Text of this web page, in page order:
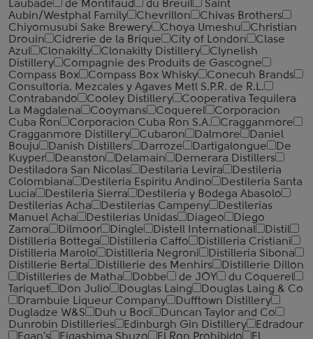
Laubade
de Montifaud du Breuil
Saint
Aubin/Westphal Family
Chevrillon
Chivas Brothers
Chiyomusubi Sake Brewery
Choya Umeshu
Christian
Drouin
Cidrerie de la Brique City of London
Clase
Azul
Clonakilty Clonakilty Distillery
Clynelish
Distillery
Compagnie des Produits de Gascogne
Compass Box
Compass Box Whisky
Conecuh Brands
Consultoria. Mezcales y Agaves Metl S.P.R. de R.L.
Contrabando
Cooley Distillery
Cooperativa Tequilera
La Magdalena
Cooymans Coquerel
Corporacion
Cuba Ron
Corporacion Cuba Ron S.A.
Cragganmore
Cragganmore Distillery
Cubaron Dalmore
Daniel
Bouju
Danish Distillers Darroze Dartigalongue
De
Kuyper
Deanston Delamain
Demerara Distillers
Destiladora San Nicolas
Destilaria Levira
Destileria
Colombiana
Destileria Espiritu Andino
Destileria Santa
Lucia
Destileria Sierra
Destileria y Bodega Abasolo
Destilerias Acha
Destilerias Campeny
Destilerias
Manuel Acha
Destilerias Unidas Diageo
Diego
Zamora
Dilmoor Dingle Distell International
Distil
Distilleria Bottega
Distilleria Caffo
Distilleria Cristiani
Distilleria Marolo
Distilleria Negroni
Distilleria Sibona
Distillerie Berta
Distillerie des Menhirs
Distillerie Dillon
Distilleries de Matha
Dobbe de JOY
du Coquerel
Tariquet
Don Julio Douglas Laing
Douglas Laing & Co
Drambuie Liqueur Company
Dufftown Distillery
Dugladze W&S
Duh u Boci
Duncan Taylor and Co
Dunrobin Distilleries
Edinburgh Gin Distillery
Edradour